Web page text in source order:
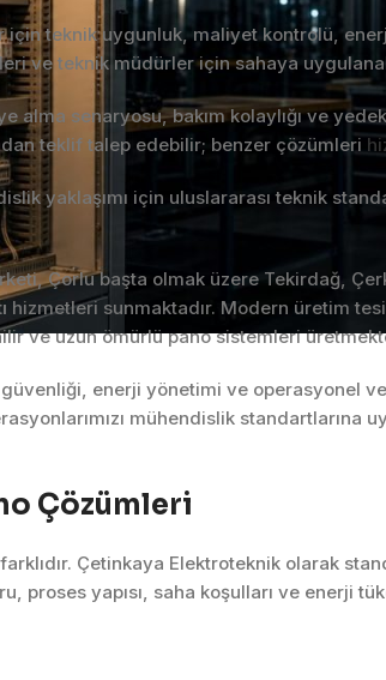
için teknik uygunluk, maliyet kontrolü,
ve teknik müdürler için sahaya
alma senaryosu, bakım kolaylığı ve
teklif talep edebilir; benzer çözümleri
yaklaşımı için uluslararası teknik
Çorlu başta olmak üzere Tekirdağ,
hizmetleri sunmaktadır. Modern üretim
ve uzun ömürlü pano sistemleri
enerji yönetimi ve operasyonel
mühendislik
Çözümleri
Çetinkaya Elektroteknik olarak
proses yapısı, saha koşulları ve enerji